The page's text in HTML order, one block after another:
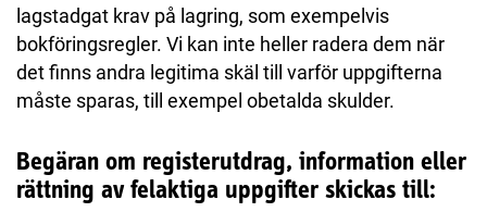
lagstadgat krav på lagring, som exempelvis
bokföringsregler. Vi kan inte heller radera dem när
det finns andra legitima skäl till varför uppgifterna
måste sparas, till exempel obetalda skulder.
Begäran om registerutdrag, information eller
rättning av felaktiga uppgifter skickas till: